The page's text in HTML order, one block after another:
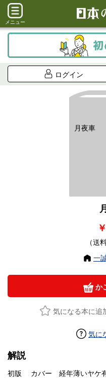
メニュー
ログイン
月夜車
（送
一
か
気になる本に追
気に
解説
初版 カバー 経年薄いヤケ